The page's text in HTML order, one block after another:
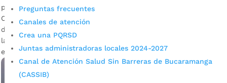
Preguntas frecuentes
Canales de atención
Crea una PQRSD
Juntas administradoras locales 2024-2027
Canal de Atención Salud Sin Barreras de Bucaramanga
(CASSIB)
por Alcaldía de Bucaramanga
Con el objetivo de disminuir la cantidad de pólvora que se
distribuye y manipula en la capital santandereana, durante
las festividades de fin de año, se estableció un plan
estratégico controlar su comercialización y quema.